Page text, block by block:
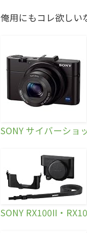
俺用にもコレ欲しい
SONY サイバーショ
SONY RX100II・